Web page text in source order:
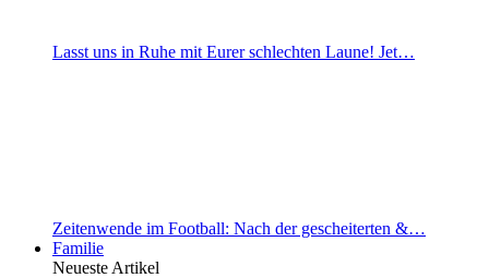
Lasst uns in Ruhe mit Eurer schlechten Laune! Jet…
Zeitenwende im Football: Nach der gescheiterten &…
Familie
Neueste Artikel